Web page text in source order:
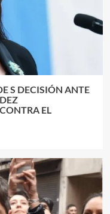
S DECISIÓN ANTE
EL